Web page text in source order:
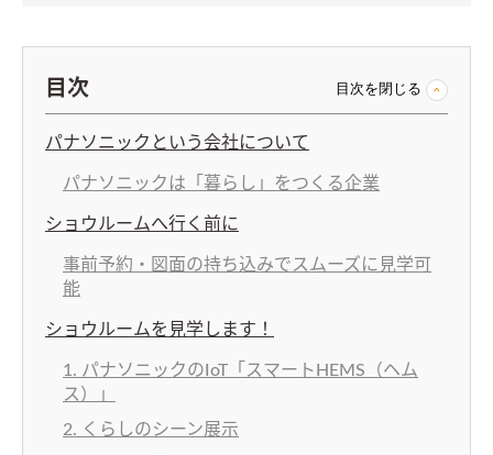
目次 目次を閉じる
パナソニックという会社について
パナソニックは「暮らし」をつくる企業
ショウルームへ行く前に
事前予約・図面の持ち込みでスムーズに見学可
能
ショウルームを見学します！
1. パナソニックのIoT「スマートHEMS（ヘム
ス）」
2. くらしのシーン展示